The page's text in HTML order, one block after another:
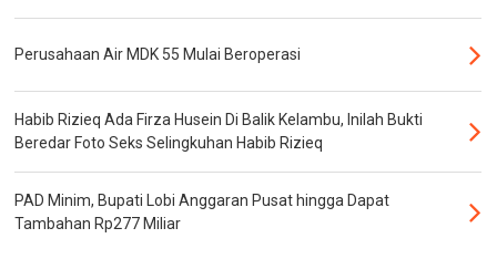
Perusahaan Air MDK 55 Mulai Beroperasi
Habib Rizieq Ada Firza Husein Di Balik Kelambu, Inilah Bukti
Beredar Foto Seks Selingkuhan Habib Rizieq
PAD Minim, Bupati Lobi Anggaran Pusat hingga Dapat
Tambahan Rp277 Miliar